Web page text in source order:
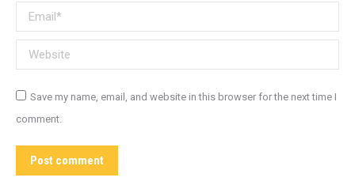
Email *
Website
Save my name, email, and website in this browser for the next time I
comment.
Post comment